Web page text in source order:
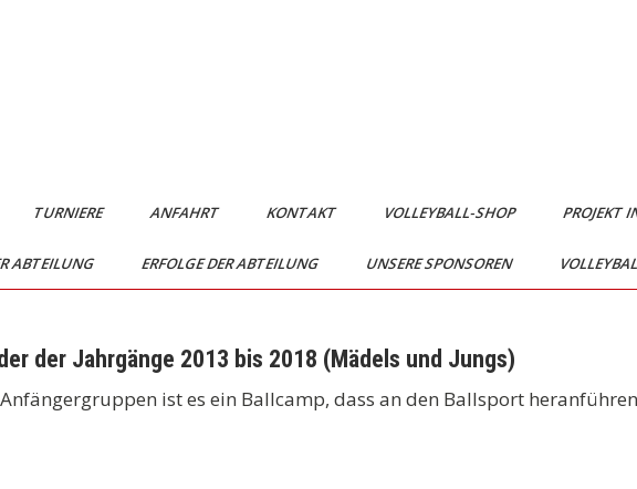
TURNIERE ANFAHRT KONTAKT VOLLEYBALL-SHOP PROJEKT
ABTEILUNG ERFOLGE DER ABTEILUNG UNSERE SPONSOREN
der Jahrgänge 2013 bis 2018 (Mädels und Jungs)
ist es ein Ballcamp, dass an den Ballsport